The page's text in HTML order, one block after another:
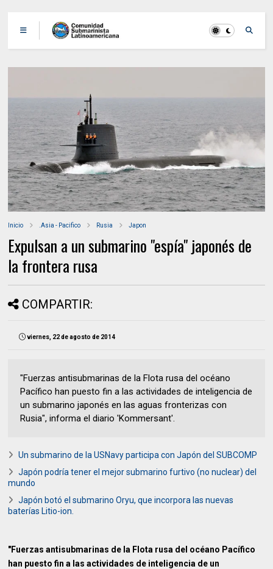
Inicio .Asia - Pacifico Rusia Japon
Expulsan a un submarino "espía" japonés de
la frontera rusa
COMPARTIR:
viernes, 22 de agosto de 2014
"Fuerzas antisubmarinas de la Flota rusa del océano
Pacífico han puesto fin a las actividades de inteligencia de
un submarino japonés en las aguas fronterizas con
Rusia", informa el diario 'Kommersant'.
Un submarino de la USNavy participa con Japón del SUBCOMP
Japón podría tener el mejor submarino furtivo (no nuclear) del
mundo
Japón botó el submarino Oryu, que incorpora las nuevas
baterías Litio-ion.
"Fuerzas antisubmarinas de la Flota rusa del océano Pacífico
han puesto fin a las actividades de inteligencia de un